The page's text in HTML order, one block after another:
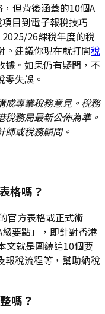
但背後涵蓋的10個A
目到電子報稅技巧
26課稅年度的稅
。建議你現在就打開稅
據。如果仍有疑問，不
零失誤。
成專業稅務意見。稅務
務局最新公佈為準。
或稅務顧問。
格嗎？
官方表格或正式術
要點」，即針對香港
文就是圍繞這10個要
報稅流程等，幫助納稅
嗎？